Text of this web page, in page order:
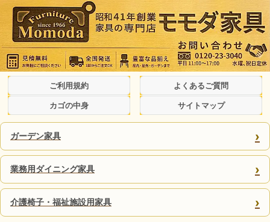
ご利用規約 よくあるご質問
カゴの中身 サイトマップ
ガーデン家具 ›
業務用ダイニング家具 ›
介護椅子・福祉施設用家具 ›